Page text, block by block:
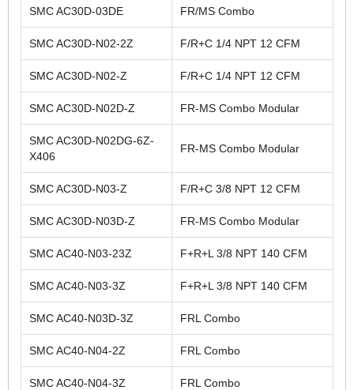
SMC AC30D-03DE FR/MS Combo
SMC AC30D-N02-2Z F/R+C 1/4 NPT 12 CFM
SMC AC30D-N02-Z F/R+C 1/4 NPT 12 CFM
SMC AC30D-N02D-Z FR-MS Combo Modular
SMC AC30D-N02DG-6Z-
X406
FR-MS Combo Modular
SMC AC30D-N03-Z F/R+C 3/8 NPT 12 CFM
SMC AC30D-N03D-Z FR-MS Combo Modular
SMC AC40-N03-23Z F+R+L 3/8 NPT 140 CFM
SMC AC40-N03-3Z F+R+L 3/8 NPT 140 CFM
SMC AC40-N03D-3Z FRL Combo
SMC AC40-N04-2Z FRL Combo
SMC AC40-N04-3Z FRL Combo